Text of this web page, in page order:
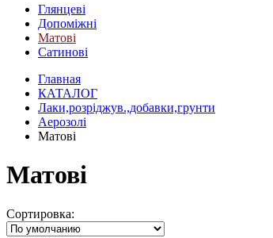
Глянцеві
Допоміжні
Матові
Сатинові
Главная
КАТАЛОГ
Лаки,розріджув.,добавки,грунти
Аерозолі
Матові
Матові
Сортировка: